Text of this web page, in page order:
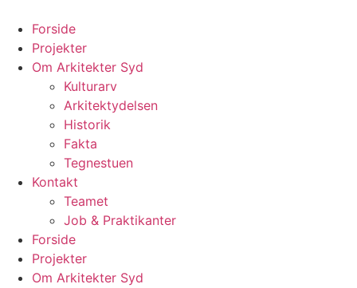
indhold
Forside
Projekter
Om Arkitekter Syd
Kulturarv
Arkitektydelsen
Historik
Fakta
Tegnestuen
Kontakt
Teamet
Job & Praktikanter
Forside
Projekter
Om Arkitekter Syd